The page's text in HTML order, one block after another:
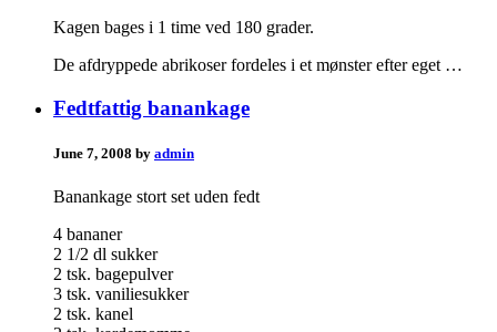
Kagen bages i 1 time ved 180 grader.
De afdryppede abrikoser fordeles i et mønster efter eget …
Fedtfattig banankage
June 7, 2008 by admin
Banankage stort set uden fedt
4 bananer
2 1/2 dl sukker
2 tsk. bagepulver
3 tsk. vaniliesukker
2 tsk. kanel